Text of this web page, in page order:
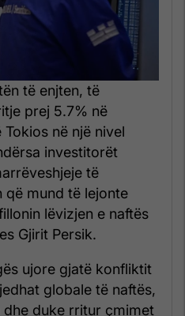
të enjten, të
prej 5.7% në
në një nivel
investitorët
të
që mund të lejonte
lëvizjen e naftës
Gjirit Persik.
ujore gjatë konfliktit
globale të naftës,
duke rritur çmimet